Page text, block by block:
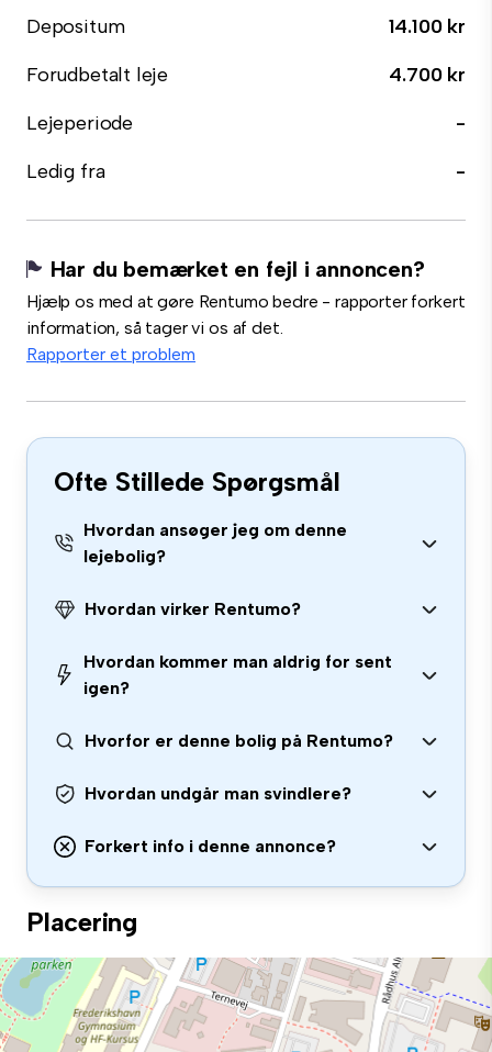
Depositum
14.100 kr
Forudbetalt leje
4.700 kr
Lejeperiode
-
Ledig fra
-
Har du bemærket en fejl i annoncen?
Hjælp os med at gøre Rentumo bedre - rapporter forkert
information, så tager vi os af det.
Rapporter et problem
Ofte Stillede Spørgsmål
Hvordan ansøger jeg om denne
lejebolig?
Hvordan virker Rentumo?
Hvordan kommer man aldrig for sent
igen?
Hvorfor er denne bolig på Rentumo?
Hvordan undgår man svindlere?
Forkert info i denne annonce?
Placering